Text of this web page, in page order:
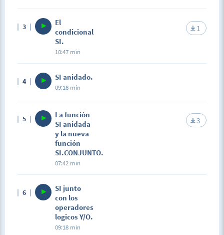
3
El
condicional
SI.
10:47 min
1
4 SI anidado.
09:18 min
5
La función
SI anidada
y la nueva
función
SI.CONJUNTO.
07:42 min
3
6
SI junto
con los
operadores
logicos Y/O.
09:18 min